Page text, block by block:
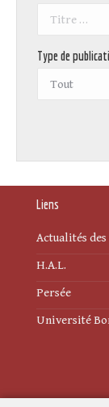
Type de
Liens
Actualités des
H.A.L.
Persée
Université